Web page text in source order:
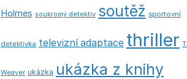
Holmes soukromý detektiv soutěž sportovní
detektivka televizní adaptace thriller
Weaver ukázka ukázka z knihy